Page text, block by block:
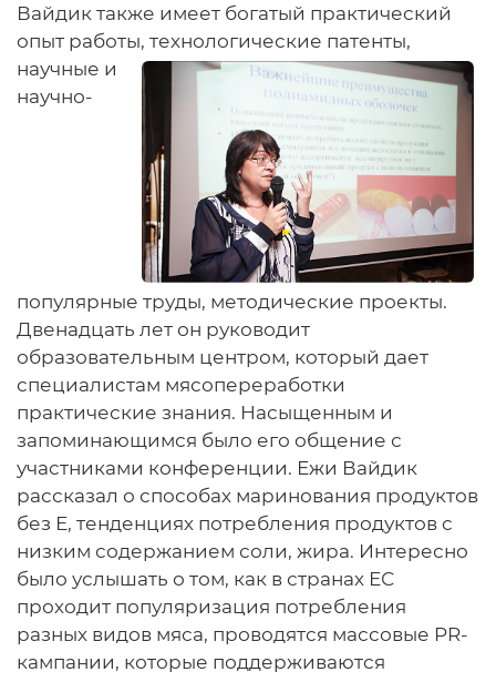
Вайдик также имеет богатый практический
опыт работы, технологические патенты,
научные и
научно-
популярные труды, методические проекты.
Двенадцать лет он руководит
образовательным центром, который дает
специалистам мясопереработки
практические знания. Насыщенным и
запоминающимся было его общение с
участниками конференции. Ежи Вайдик
рассказал о способах маринования продуктов
без Е, тенденциях потребления продуктов с
низким содержанием соли, жира. Интересно
было услышать о том, как в странах ЕС
проходит популяризация потребления
разных видов мяса, проводятся массовые PR-
кампании, которые поддерживаются